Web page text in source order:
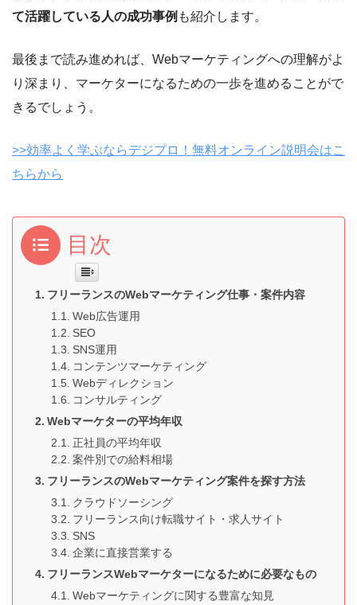
て活躍している人の成功事例 も紹介します。
最後まで読み進めれば、Webマーケティングへの理解がよ
り深まり、マーケターになるための一歩を進めることがで
きるでしょう。
>>効率よく学ぶならデジプロ！無料オンライン説明会はこ
ちらから
目次
フリーランスのWebマーケティング仕事・案件内容
Web広告運用
SEO
SNS運用
コンテンツマーケティング
Webディレクション
コンサルティング
Webマーケターの平均年収
正社員の平均年収
案件別での給料相場
フリーランスのWebマーケティング案件を探す方法
クラウドソーシング
フリーランス向け転職サイト・求人サイト
SNS
企業に直接営業する
フリーランスWebマーケターになるために必要なもの
Webマーケティングに関する豊富な知見